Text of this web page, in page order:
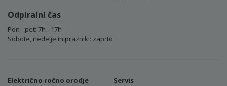
Odpiralni čas
Pon - pet: 7h - 17h
Sobote, nedelje in prazniki: zaprto
Električno ročno orodje Servis